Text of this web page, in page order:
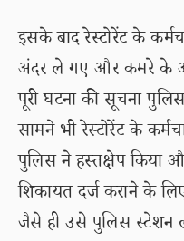
इसके बाद रेस्टोरेंट के
अंदर ले गए और कमरे के
पूरी घटना की सूचना
सामने भी रेस्टोरेंट के
पुलिस ने हस्तक्षेप किया
शिकायत दर्ज कराने के
जैसे ही उसे पुलिस स्टेशन